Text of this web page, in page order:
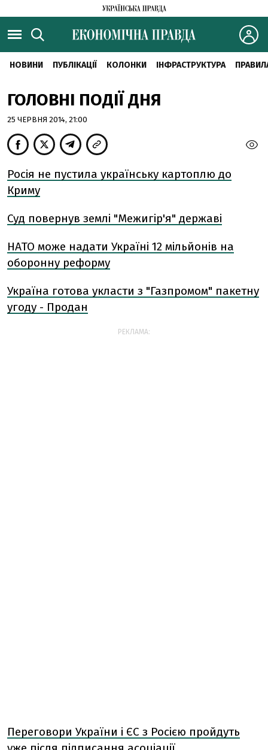
НОВИНИ ПУБЛІКАЦІЇ КОЛОНКИ ІНФРАСТРУКТУРА
ГОЛОВНІ ПОДІЇ ДНЯ
25 ЧЕРВНЯ 2014, 21:00
Росія не пустила українську картоплю до
Криму
Суд повернув землі "Межигір'я" державі
НАТО може надати Україні 12 мільйонів на
оборонну реформу
Україна готова укласти з "Газпромом" пакетну
угоду - Продан
РЕКЛАМА:
Переговори України і ЄС з Росією пройдуть